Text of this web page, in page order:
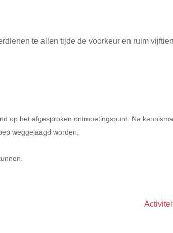
te allen tijde de voorkeur en ruim
op het afgesproken ontmoetingspunt. Na
weggejaagd worden,